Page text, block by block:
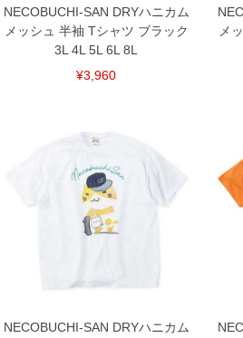
備考欄に股下●cmとご記入下さい。（裾上げ無料
上の品が対象。1本5,999円以下の商品は有料（500
出荷まで約1週間～20日間程お時間を頂く場合がご
尚、裾上げした商品は返品・交換不可となりますの
いている、極端なデザインが施されている等)
※当店での掲載商品は、実店鋪と在庫を共用して
舗からのお取り寄せ等により、お客様にご迷惑
す。そのようなことがない様最大限に努めており
連絡させて頂きますので予めご了承ください。
NECOBUCHI-SAN DRYハニカム
メッシュ 半袖 Tシャツ ブラック
3L 4L 5L 6L 8L
¥3,960
メ
NECOBUCHI-SAN DRYハニカム